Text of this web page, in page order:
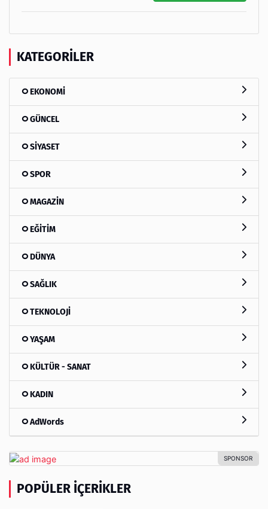
KATEGORILER
EKONOMİ
GÜNCEL
SİYASET
SPOR
MAGAZİN
EĞİTİM
DÜNYA
SAĞLIK
TEKNOLOJİ
YAŞAM
KÜLTÜR - SANAT
KADIN
AdWords
POPÜLER İÇERIKLER